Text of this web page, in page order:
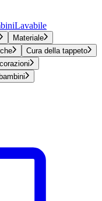
Lavabile
Materiale
Cura della tappeto